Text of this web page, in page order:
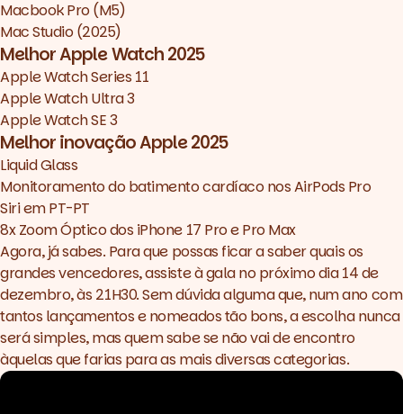
Macbook Pro (M5)
Mac Studio (2025)
Melhor Apple Watch 2025
Apple Watch Series 11
Apple Watch Ultra 3
Apple Watch SE 3
Melhor inovação Apple 2025
Liquid Glass
Monitoramento do batimento cardíaco nos AirPods Pro
Siri em PT-PT
8x Zoom Óptico dos iPhone 17 Pro e Pro Max
Agora, já sabes. Para que possas ficar a saber quais os
grandes vencedores, assiste à gala no próximo dia 14 de
dezembro, às 21H30. Sem dúvida alguma que, num ano com
tantos lançamentos e nomeados tão bons, a escolha nunca
será simples, mas quem sabe se não vai de encontro
àquelas que farias para as mais diversas categorias.